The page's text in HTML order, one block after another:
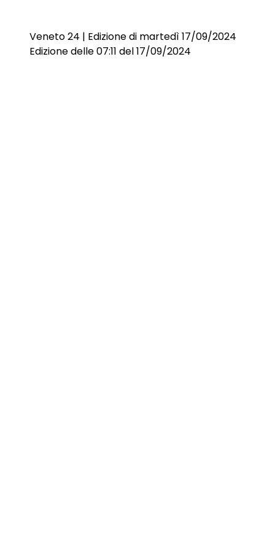
Veneto 24 | Edizione di martedì 17/09/2024
Edizione delle 07:11 del 17/09/2024